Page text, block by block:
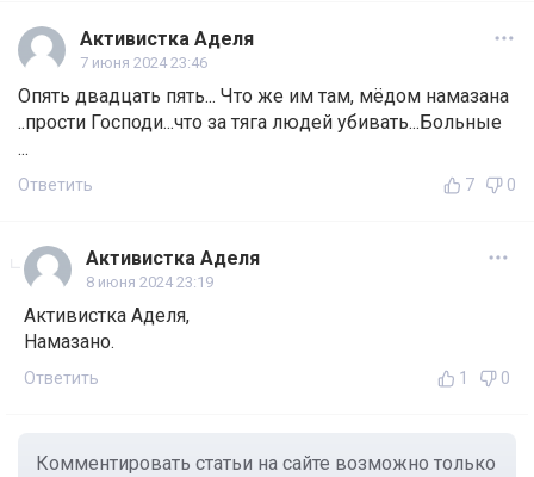
Активистка Аделя
7 июня 2024 23:46
Опять двадцать пять... Что же им там, мёдом намазана
..прости Господи...что за тяга людей убивать...Больные
...
Ответить 7 0
Активистка Аделя
8 июня 2024 23:19
Активистка Аделя,
Намазано.
Ответить 1 0
Комментировать статьи на сайте возможно только